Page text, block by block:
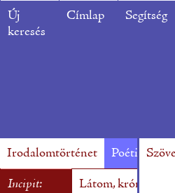
Új
keresés
Címlap Segítség
Irodalomtörténet Poétika
Incipit:
Látom,